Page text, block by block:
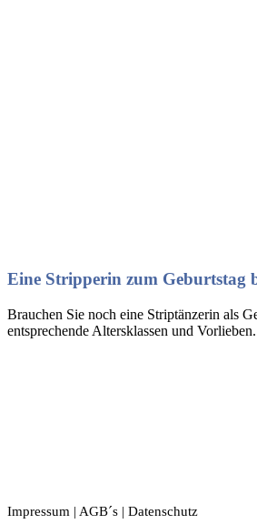
Eine Stripperin zum Geburtstag
Brauchen Sie noch eine Striptänzerin als
entsprechende Altersklassen und
Impressum | AGB´s | Datenschutz